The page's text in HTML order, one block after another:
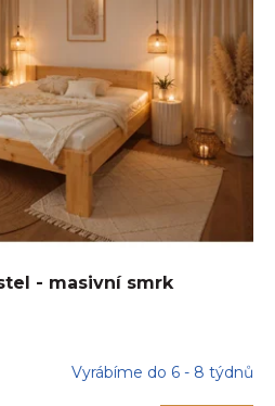
- masivní smrk
Vyrábíme do 6 - 8 týdnů